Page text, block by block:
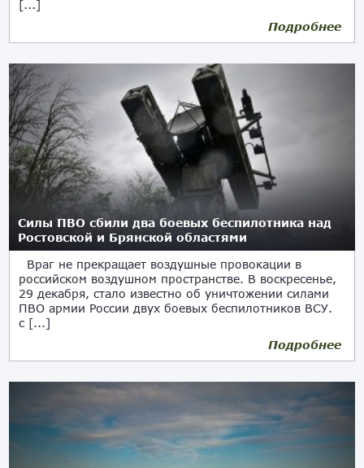
[...]
Подробнее
Силы ПВО сбили два боевых беспилотника над
Ростовской и Брянской областями
Враг не прекращает воздушные провокации в
российском воздушном пространстве. В воскресенье,
29 декабря, стало известно об уничтожении силами
ПВО армии России двух боевых беспилотников ВСУ.
с [...]
Подробнее